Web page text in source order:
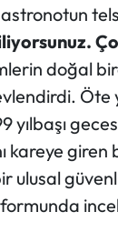
doğal
yılbaşı
kareye
ulusal